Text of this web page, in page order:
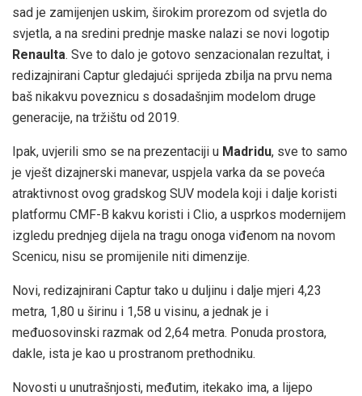
sad je zamijenjen uskim, širokim prorezom od svjetla do
svjetla, a na sredini prednje maske nalazi se novi logotip
Renaulta. Sve to dalo je gotovo senzacionalan rezultat, i
redizajnirani Captur gledajući sprijeda zbilja na prvu nema
baš nikakvu poveznicu s dosadašnjim modelom druge
generacije, na tržištu od 2019.
Ipak, uvjerili smo se na prezentaciji u Madridu, sve to samo
je vješt dizajnerski manevar, uspjela varka da se poveća
atraktivnost ovog gradskog SUV modela koji i dalje koristi
platformu CMF-B kakvu koristi i Clio, a usprkos modernijem
izgledu prednjeg dijela na tragu onoga viđenom na novom
Scenicu, nisu se promijenile niti dimenzije.
Novi, redizajnirani Captur tako u duljinu i dalje mjeri 4,23
metra, 1,80 u širinu i 1,58 u visinu, a jednak je i
međuosovinski razmak od 2,64 metra. Ponuda prostora,
dakle, ista je kao u prostranom prethodniku.
Novosti u unutrašnjosti, međutim, itekako ima, a lijepo